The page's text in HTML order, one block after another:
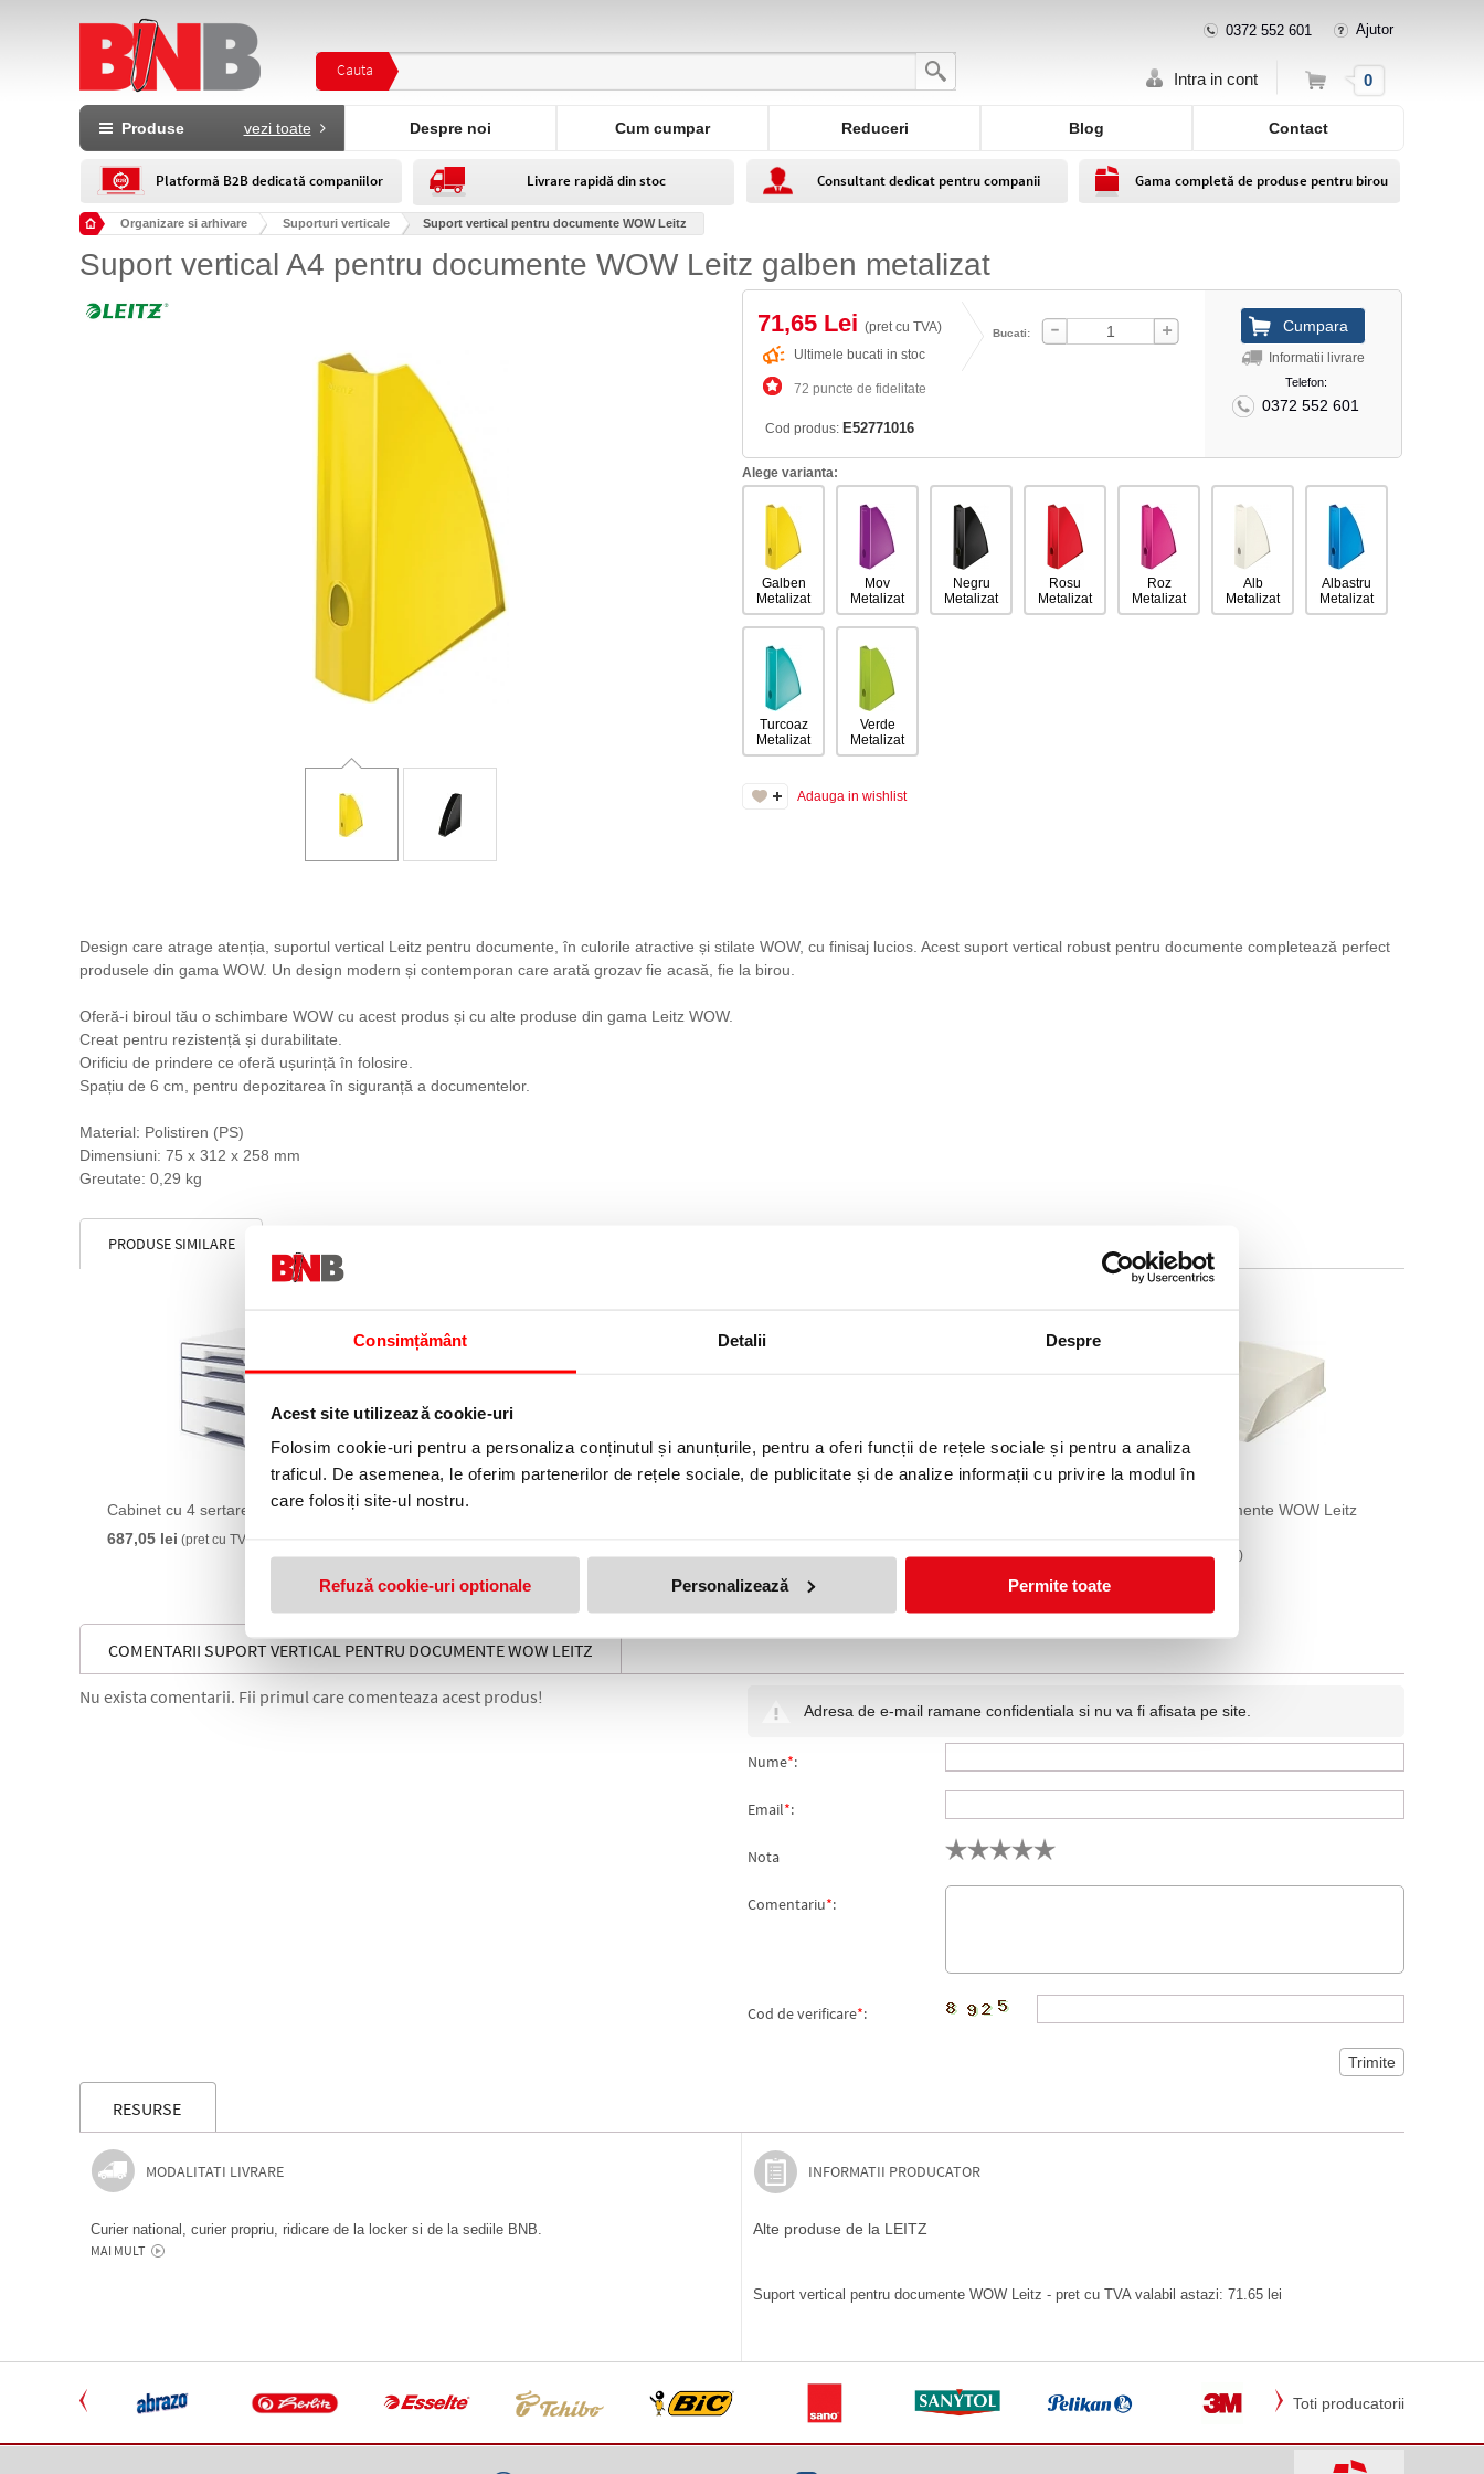
Consimțământ Detalii Despre
Acest site utilizează cookie-uri
Folosim cookie-uri pentru a personaliza conținutul și anunțurile, pentru a oferi funcții de rețele sociale și pentru a analiza
traficul. De asemenea, le oferim partenerilor de rețele sociale, de publicitate și de analize informații cu privire la modul în
care folosiți site-ul nostru.
Refuză cookie-uri optionale Personalizează Permite toate
Cauta
0372 552 601 Ajutor
Intra in cont Cos 0
Produse vezi toate Despre noi Cum cumpar Reduceri Blog Contact
Platformă B2B dedicată companiilor Livrare rapidă din stoc Consultant dedicat pentru companii Gama completă de produse pentru birou
Organizare si arhivare Suporturi verticale Suport vertical pentru documente WOW Leitz
Suport vertical A4 pentru documente WOW Leitz galben metalizat
71,65 Lei (pret cu TVA)
Ultimele bucati in stoc
72 puncte de fidelitate
Bucati:
Cod produs: E52771016
Informatii livrare
Telefon:
0372 552 601
Alege varianta:
Galben
Metalizat
Mov
Metalizat
Negru
Metalizat
Rosu
Metalizat
Roz
Metalizat
Alb
Metalizat
Albastru
Metalizat
Turcoaz
Metalizat
Verde
Metalizat
Adauga in wishlist
Design care atrage atenția, suportul vertical Leitz pentru documente, în culorile atractive și stilate WOW, cu finisaj lucios. Acest suport vertical robust pentru documente completează perfect
produsele din gama WOW. Un design modern și contemporan care arată grozav fie acasă, fie la birou.
Oferă-i biroul tău o schimbare WOW cu acest produs și cu alte produse din gama Leitz WOW.
Creat pentru rezistență și durabilitate.
Orificiu de prindere ce oferă ușurință în folosire.
Spațiu de 6 cm, pentru depozitarea în siguranță a documentelor.
Material: Polistiren (PS)
Dimensiuni: 75 x 312 x 258 mm
Greutate: 0,29 kg
PRODUSE SIMILARE
Cabinet cu 4 sertare WOW Leitz alb/gri
687,05 lei (pret cu TVA)
Cabinet cu 5 sertare WOW Leitz alb/gri
169,99 lei(pret cu TVA)
189,15 lei
Tavita pentru documente WOW Leitz
57,25 lei(pret cu TVA)
COMENTARII SUPORT VERTICAL PENTRU DOCUMENTE WOW LEITZ
Nu exista comentarii. Fii primul care comenteaza acest produs!
Adresa de e-mail ramane confidentiala si nu va fi afisata pe site.
Nume*:
Email*:
Nota
Comentariu*:
Cod de verificare*:
RESURSE
MODALITATI LIVRARE
Curier national, curier propriu, ridicare de la locker si de la sediile BNB.
MAI MULT
INFORMATII PRODUCATOR
Alte produse de la LEITZ
Suport vertical pentru documente WOW Leitz - pret cu TVA valabil astazi: 71.65 lei
Toti producatorii